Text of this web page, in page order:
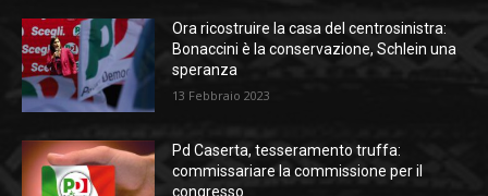
Ora ricostruire la casa del centrosinistra:
Bonaccini è la conservazione, Schlein una
speranza
13 Febbraio 2023
Pd Caserta, tesseramento truffa:
commissariare la commissione per il
congresso